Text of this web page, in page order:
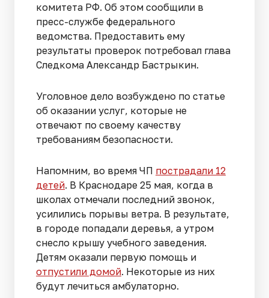
комитета РФ. Об этом сообщили в
пресс-службе федерального
ведомства. Предоставить ему
результаты проверок потребовал глава
Следкома Александр Бастрыкин.
Уголовное дело возбуждено по статье
об оказании услуг, которые не
отвечают по своему качеству
требованиям безопасности.
Напомним, во время ЧП пострадали 12
детей. В Краснодаре 25 мая, когда в
школах отмечали последний звонок,
усилились порывы ветра. В результате,
в городе попадали деревья, а утром
снесло крышу учебного заведения.
Детям оказали первую помощь и
отпустили домой. Некоторые из них
будут лечиться амбулаторно.